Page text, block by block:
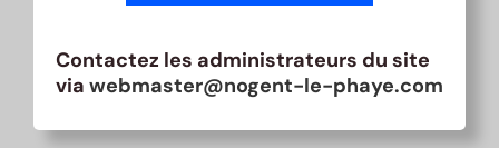
Contactez les administrateurs du site
via webmaster@nogent-le-phaye.com